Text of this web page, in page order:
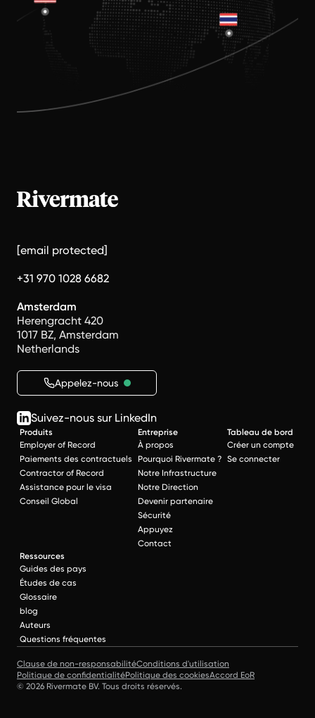
[email protected]
+31 970 1028 6682
Amsterdam
Herengracht 420
1017 BZ, Amsterdam
Netherlands
Appelez-nous
Suivez-nous sur LinkedIn
Produits
Employer of Record
Paiements des contractuels
Contractor of Record
Assistance pour le visa
Conseil Global
Entreprise
À propos
Pourquoi Rivermate ?
Notre Infrastructure
Notre Direction
Devenir partenaire
Sécurité
Appuyez
Contact
Tableau de bord
Créer un compte
Se connecter
Ressources
Guides des pays
Études de cas
Glossaire
blog
Auteurs
Questions fréquentes
Clause de non-responsabilitéConditions d'utilisation
Politique de confidentialitéPolitique des cookiesAccord EoR
© 2026 Rivermate BV. Tous droits réservés.